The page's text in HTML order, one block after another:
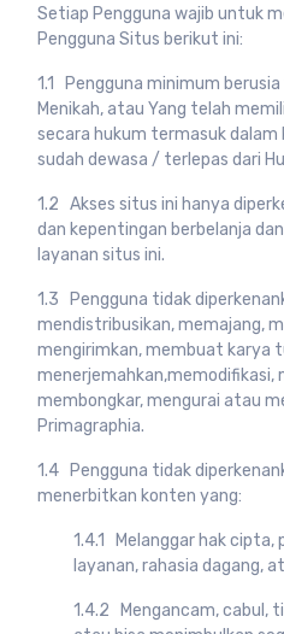
Setiap Pengguna wajib untuk
Pengguna Situs berikut ini:
1.1 Pengguna minimum berusia
Menikah, atau Yang telah
secara hukum termasuk dalam
sudah dewasa / terlepas dari
1.2 Akses situs ini hanya
dan kepentingan berbelanja
layanan situs ini.
1.3 Pengguna tidak
mendistribusikan, memajang,
mengirimkan, membuat karya
menerjemahkan,memodifikasi,
membongkar, mengurai atau
Primagraphia.
1.4 Pengguna tidak
menerbitkan konten yang:
1.4.1 Melanggar hak cipta,
layanan, rahasia dagang,
1.4.2 Mengancam, cabul,